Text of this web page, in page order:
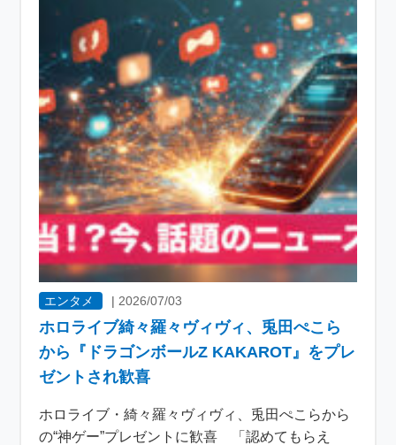
エンタメ | 2026/07/03
ホロライブ綺々羅々ヴィヴィ、兎田ぺこら
から『ドラゴンボールZ KAKAROT』をプレ
ゼントされ歓喜
ホロライブ・綺々羅々ヴィヴィ、兎田ぺこらから
の“神ゲー”プレゼントに歓喜 「認めてもらえ